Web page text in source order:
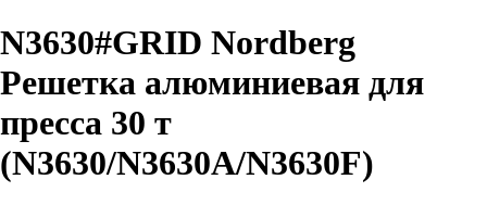
N3630#GRID Nordberg
Решетка алюминиевая для
пресса 30 т
(N3630/N3630A/N3630F)